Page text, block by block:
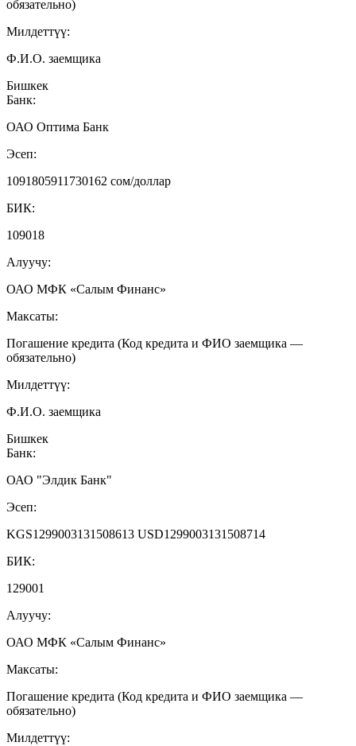
обязательно)
Милдеттүү:
Ф.И.О. заемщика
Бишкек
Банк:
ОАО Оптима Банк
Эсеп:
1091805911730162 сом/доллар
БИК:
109018
Алуучу:
ОАО МФК «Салым Финанс»
Максаты:
Погашение кредита (Код кредита и ФИО заемщика —
обязательно)
Милдеттүү:
Ф.И.О. заемщика
Бишкек
Банк:
ОАО "Элдик Банк"
Эсеп:
KGS1299003131508613 USD1299003131508714
БИК:
129001
Алуучу:
ОАО МФК «Салым Финанс»
Максаты:
Погашение кредита (Код кредита и ФИО заемщика —
обязательно)
Милдеттүү: